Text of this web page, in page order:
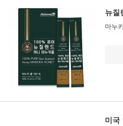
뉴질
마누
미국